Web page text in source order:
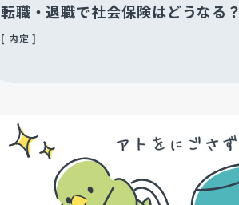
転職・退職で社会保険はどうなる？
内定